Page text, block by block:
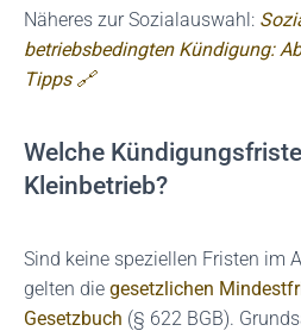
Näheres zur Sozialauswahl:
betriebsbedingten Kündigung:
Tipps 🔗
Welche
Kleinbetrieb?
Sind keine speziellen Fristen im
gelten die gesetzlichen
Gesetzbuch (§ 622 BGB).